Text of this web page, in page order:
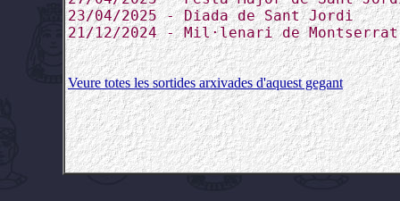
23/04/2025 - Diada de Sant Jordi
21/12/2024 - Mil·lenari de Montserrat
Veure totes les sortides arxivades d'aquest gegant